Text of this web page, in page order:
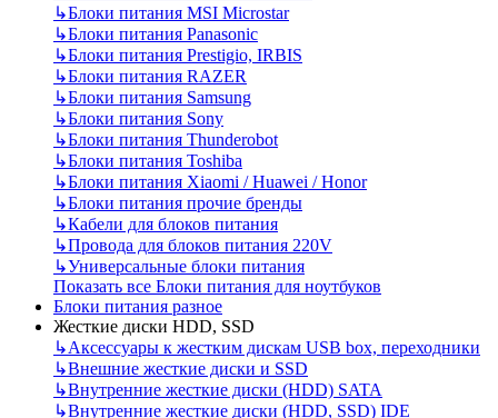
↳Блоки питания MSI Microstar
↳Блоки питания Panasonic
↳Блоки питания Prestigio, IRBIS
↳Блоки питания RAZER
↳Блоки питания Samsung
↳Блоки питания Sony
↳Блоки питания Thunderobot
↳Блоки питания Toshiba
↳Блоки питания Xiaomi / Huawei / Honor
↳Блоки питания прочие бренды
↳Кабели для блоков питания
↳Провода для блоков питания 220V
↳Универсальные блоки питания
Показать все Блоки питания для ноутбуков
Блоки питания разное
Жесткие диски HDD, SSD
↳Аксессуары к жестким дискам USB box, переходники
↳Внешние жесткие диски и SSD
↳Внутренние жесткие диски (HDD) SATA
↳Внутренние жесткие диски (HDD, SSD) IDE